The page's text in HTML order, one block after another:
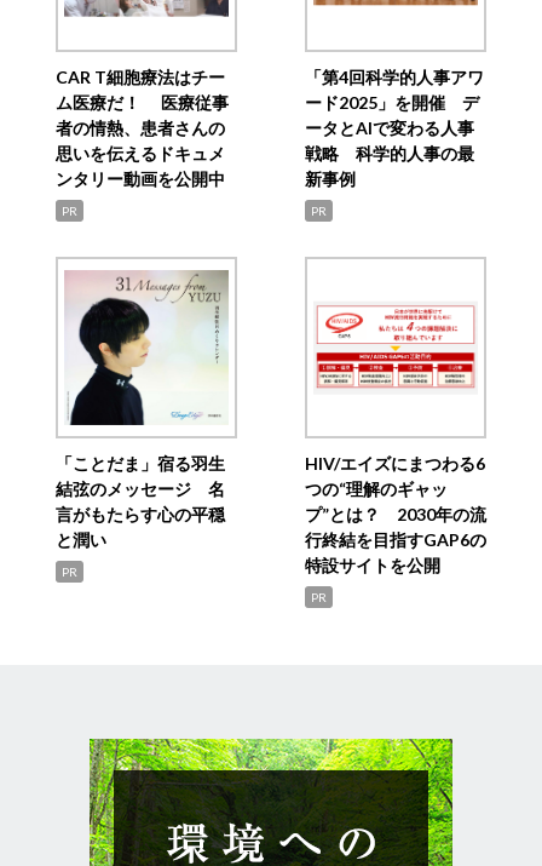
CAR T細胞療法はチー
ム医療だ！ 医療従事
者の情熱、患者さんの
思いを伝えるドキュメ
ンタリー動画を公開中
PR
「第4回科学的人事アワ
ード2025」を開催 デ
ータとAIで変わる人事
戦略 科学的人事の最
新事例
PR
「ことだま」宿る羽生
結弦のメッセージ 名
言がもたらす心の平穏
と潤い
PR
HIV/エイズにまつわる6
つの“理解のギャッ
プ”とは？ 2030年の流
行終結を目指すGAP6の
特設サイトを公開
PR